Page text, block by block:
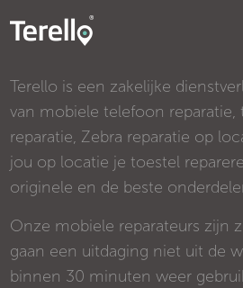
Terello is een zakelijke
van mobiele telefoon reparatie,
reparatie, Zebra reparatie op
jou op locatie je toestel
originele en de beste
Onze mobiele reparateurs zijn
gaan een uitdaging niet uit de
binnen 30 minuten weer